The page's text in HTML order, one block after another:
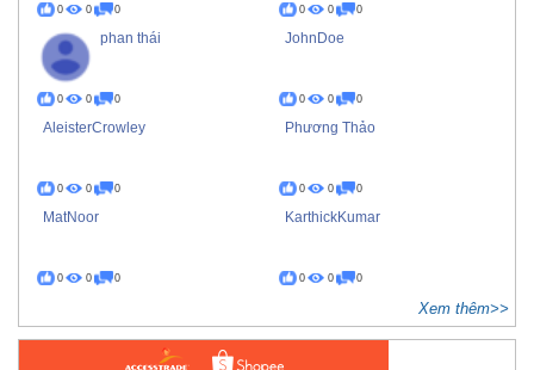
0 0 0 0 0 0
phan thái
0 0 0
JohnDoe
0 0 0
AleisterCrowley
0 0 0
Phương Thảo
0 0 0
MatNoor
0 0 0
KarthickKumar
0 0 0
Xem thêm>>